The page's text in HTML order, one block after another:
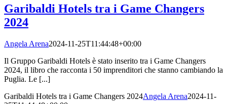
Garibaldi Hotels tra i Game Changers
2024
Angela Arena2024-11-25T11:44:48+00:00
Il Gruppo Garibaldi Hotels è stato inserito tra i Game Changers
2024, il libro che racconta i 50 imprenditori che stanno cambiando la
Puglia. Le [...]
Garibaldi Hotels tra i Game Changers 2024Angela Arena2024-11-